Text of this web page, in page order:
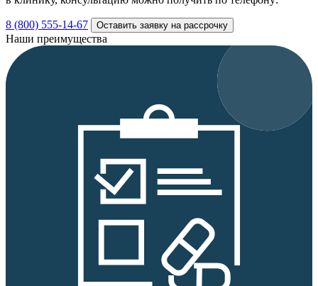
8 (800) 555-14-67 Оставить заявку на рассрочку
Наши преимущества